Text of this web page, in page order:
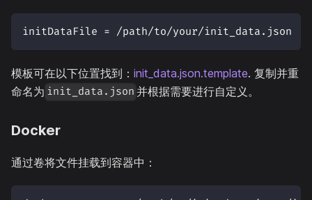
initDataFile = /path/to/your/init_data.json
模板可在以下位置找到： init_data.json.template. 复制并重
命名为 init_data.json 并根据需要进行自定义。
Docker
通过卷将文件挂载到容器中：